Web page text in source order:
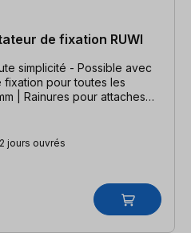
de fixation RUWI
simplicité - Possible avec
fixation pour toutes les
jours ouvrés